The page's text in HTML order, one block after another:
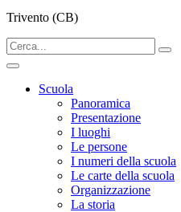
Trivento (CB)
Scuola
Panoramica
Presentazione
I luoghi
Le persone
I numeri della scuola
Le carte della scuola
Organizzazione
La storia